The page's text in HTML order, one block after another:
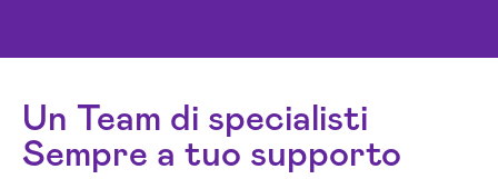
Un Team di specialisti
Sempre a tuo supporto